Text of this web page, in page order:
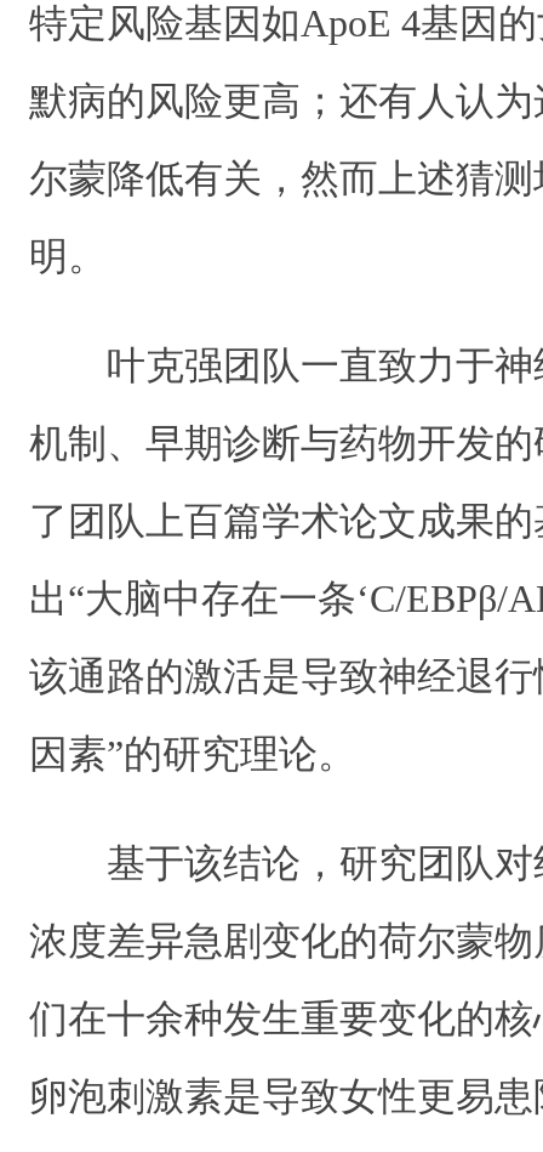
特定风险基因如ApoE 4基因
默病的风险更高；还有人认
尔蒙降低有关，然而上述猜
明。
叶克强团队一直致力于神
机制、早期诊断与药物开发
了团队上百篇学术论文成果
出“大脑中存在一条‘C/EBPβ/
该通路的激活是导致神经退
因素”的研究理论。
基于该结论，研究团队对
浓度差异急剧变化的荷尔蒙
们在十余种发生重要变化的
卵泡刺激素是导致女性更易